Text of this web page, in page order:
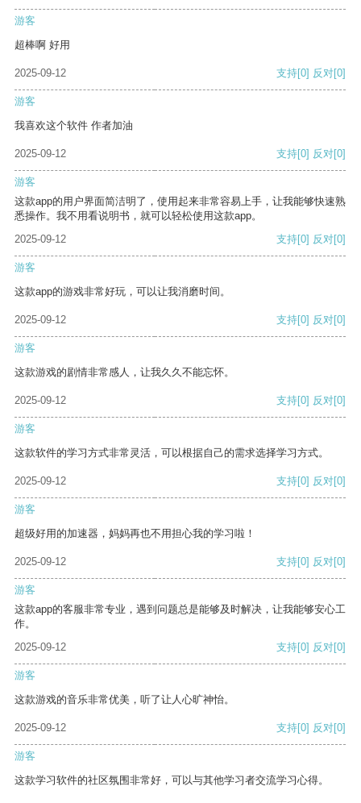
游客
超棒啊 好用
2025-09-12 支持[0] 反对[0]
游客
我喜欢这个软件 作者加油
2025-09-12 支持[0] 反对[0]
游客
这款app的用户界面简洁明了，使用起来非常容易上手，让我能够快速熟
悉操作。我不用看说明书，就可以轻松使用这款app。
2025-09-12
支持[0] 反对[0]
游客
这款app的游戏非常好玩，可以让我消磨时间。
2025-09-12 支持[0] 反对[0]
游客
这款游戏的剧情非常感人，让我久久不能忘怀。
2025-09-12 支持[0] 反对[0]
游客
这款软件的学习方式非常灵活，可以根据自己的需求选择学习方式。
2025-09-12 支持[0] 反对[0]
游客
超级好用的加速器，妈妈再也不用担心我的学习啦！
2025-09-12 支持[0] 反对[0]
游客
这款app的客服非常专业，遇到问题总是能够及时解决，让我能够安心工
作。
2025-09-12
支持[0] 反对[0]
游客
这款游戏的音乐非常优美，听了让人心旷神怡。
2025-09-12 支持[0] 反对[0]
游客
这款学习软件的社区氛围非常好，可以与其他学习者交流学习心得。